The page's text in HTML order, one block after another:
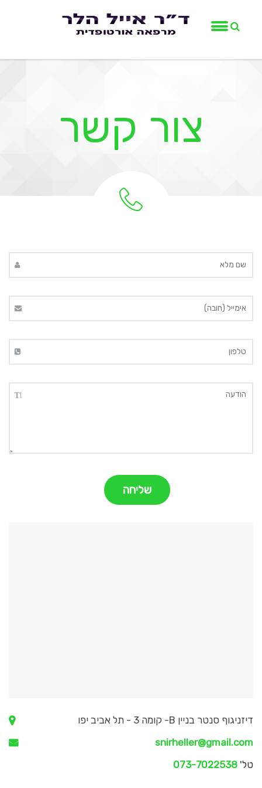
צור קשר
דיזניגוף סנטר בניין B- קומה 3 - תל אביב יפו
snirheller@gmail.com
טל' 073-7022538